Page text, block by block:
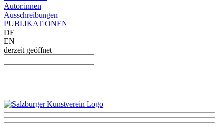
Autor:innen
Ausschreibungen
PUBLIKATIONEN
DE
EN
derzeit geöffnet